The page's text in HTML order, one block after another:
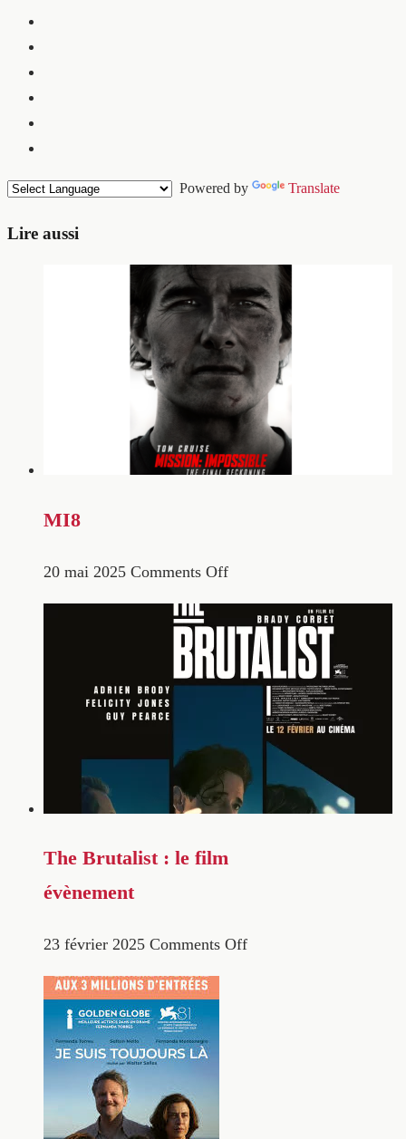
Powered by Translate
Lire aussi
MI8
20 mai 2025 Comments Off
The Brutalist : le film
évènement
23 février 2025 Comments Off